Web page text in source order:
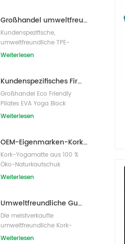
Großhandel umweltfreundliche Yogamatte aus rutschfestem, wasserdichtem TPE-Material
Kundenspezifische,
umweltfreundliche TPE-
Yogamatte mit Eigenmarke
Weiterlesen
Kundenspezifisches Firmenzeichen der neuen Art Großhandelsnatürliche EVA-Schaum-Yoga-Blöcke/Ziegelsteine
Großhandel Eco Friendly
Pilates EVA Yoga Block
s/Bricks
Weiterlesen
OEM-Eigenmarken-Kork-Yogamatte mit individuellem Design
Kork-Yogamatte aus 100 %
Öko-Naturkautschuk
Weiterlesen
Umweltfreundliche Gummi-/Fitness-/kundenspezifische Kork-Yogamatte/Kork-Übungsmatten
Die meistverkaufte
umweltfreundliche Kork-
Yogamatte von Amazon
Weiterlesen